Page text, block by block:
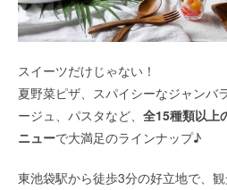
スイーツだけじゃない！
夏野菜ピザ、スパイシーなジャンバ
ージュ、パスタなど、 全15種類以上
ニューで大満足のラインナップ♪
東池袋駅から徒歩3分の好立地で、